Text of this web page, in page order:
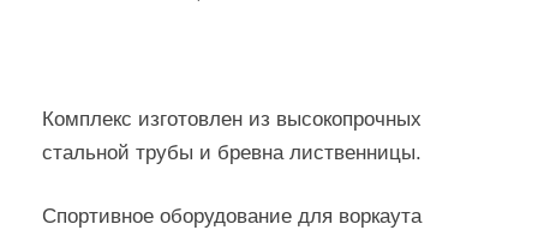
Комплекс изготовлен из высокопрочных
стальной трубы и бревна лиственницы.
Спортивное оборудование для воркаута